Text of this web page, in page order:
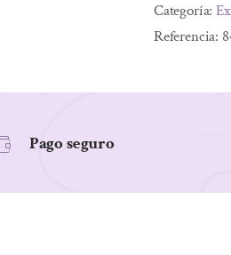
XXI
Categoría:
Referencia:
Pago seguro